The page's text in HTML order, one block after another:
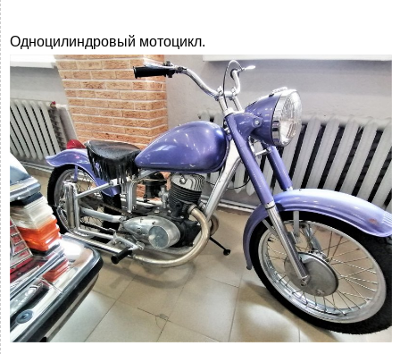
Одноцилиндровый мотоцикл.